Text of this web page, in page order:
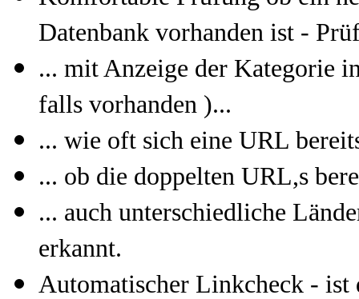
Datenbank vorhanden ist -
... mit Anzeige der Kategorie
falls vorhanden )...
... wie oft sich eine URL
... ob die doppelten URL,s
... auch unterschiedliche
erkannt.
Automatischer Linkcheck - ist